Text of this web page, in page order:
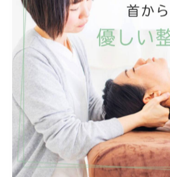
TEL 090-6721-5231
flat.seitai.gnm@gmail.com
LINE 「@pfw0590o」で検索
———————————
#群馬イベント
#前橋イベント
#伊勢崎整体
#ストレートネック